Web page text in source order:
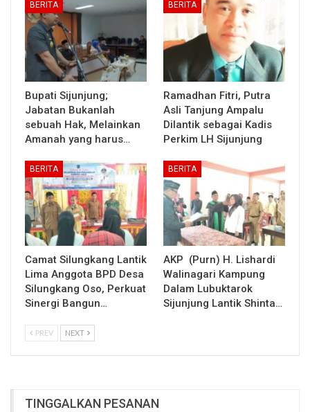
BERITA
Bupati Sijunjung;
Jabatan Bukanlah
sebuah Hak, Melainkan
Amanah yang harus…
BERITA
Ramadhan Fitri, Putra
Asli Tanjung Ampalu
Dilantik sebagai Kadis
Perkim LH Sijunjung
BERITA
Camat Silungkang Lantik
Lima Anggota BPD Desa
Silungkang Oso, Perkuat
Sinergi Bangun…
BERITA
AKP (Purn) H. Lishardi
Walinagari Kampung
Dalam Lubuktarok
Sijunjung Lantik Shinta…
PREV NEXT
TINGGALKAN PESANAN